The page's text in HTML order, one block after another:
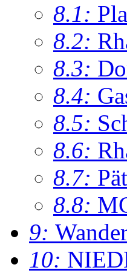
8.1:
8.2:
8.3:
8.4:
8.5:
8.6:
8.7:
8.8:
9:
10: